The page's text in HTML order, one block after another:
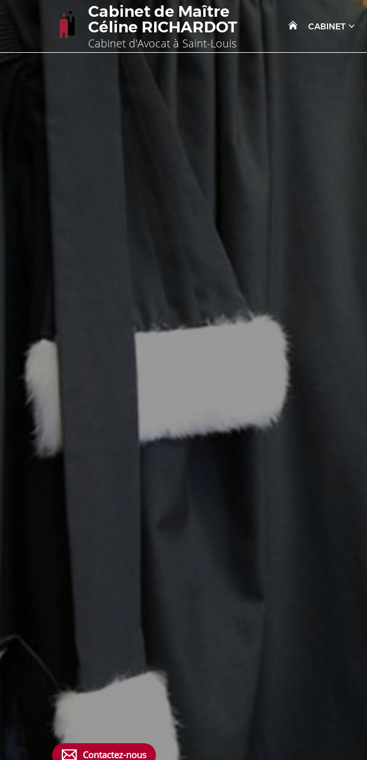
Cabinet de Maître
Céline RICHARDOT
Cabinet d'Avocat à Saint-Louis
CABINET
Contactez-nous